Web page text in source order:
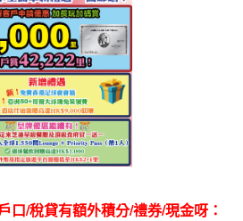
口/稅貸有額外積分/禮券/現金呀：